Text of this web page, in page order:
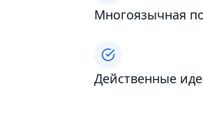
Многоязычная
Действенные